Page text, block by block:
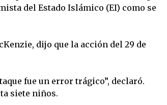
del Estado Islámico (EI) como se
dijo que la acción del 29 de
fue un error trágico”, declaró.
siete niños.